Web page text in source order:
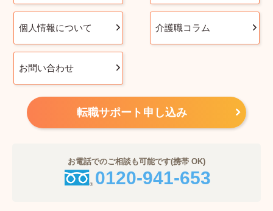
個人情報について 介護職コラム
お問い合わせ
転職サポート申し込み
お電話でのご相談も可能です(携帯 OK)
0120-941-653